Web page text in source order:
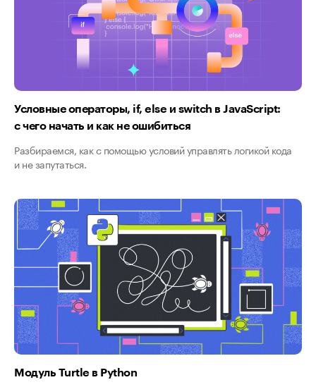
Условные операторы, if, else и switch в JavaScript:
с чего начать и как не ошибиться
Разбираемся, как с помощью условий управлять логикой кода
и не запутаться.
Модуль Turtle в Python